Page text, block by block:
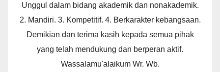
Unggul dalam bidang akademik dan nonakademik.
2. Mandiri. 3. Kompetitif. 4. Berkarakter kebangsaan.
Demikian dan terima kasih kepada semua pihak
yang telah mendukung dan berperan aktif.
Wassalamu'alaikum Wr. Wb.